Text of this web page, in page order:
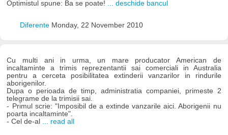
Optimistul spune: Ba se poate! ... deschide bancul
Diferente Monday, 22 November 2010
Cu multi ani in urma, un mare producator American de
incaltaminte a trimis reprezentantii sai comerciali in Australia
pentru a cerceta posibilitatea extinderii vanzarilor in rindurile
aborigenilor.
Dupa o perioada de timp, administratia companiei, primeste 2
telegrame de la trimisii sai.
- Primul scrie: "Imposibil de a extinde vanzarile aici. Aborigenii nu
poarta incaltaminte".
- Cel de-al ... read all